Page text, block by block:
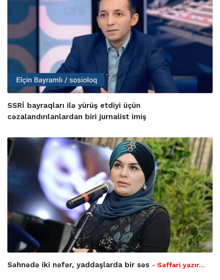
SSRİ bayraqları ilə yürüş etdiyi üçün
cəzalandırılanlardan biri jurnalist imiş
Səhnədə iki nəfər, yaddaşlarda bir səs - Saffari yazır…